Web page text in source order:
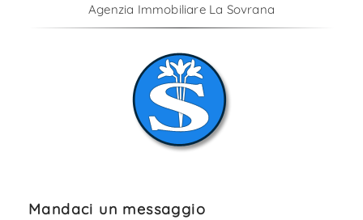
Agenzia Immobiliare La Sovrana
Mandaci un messaggio